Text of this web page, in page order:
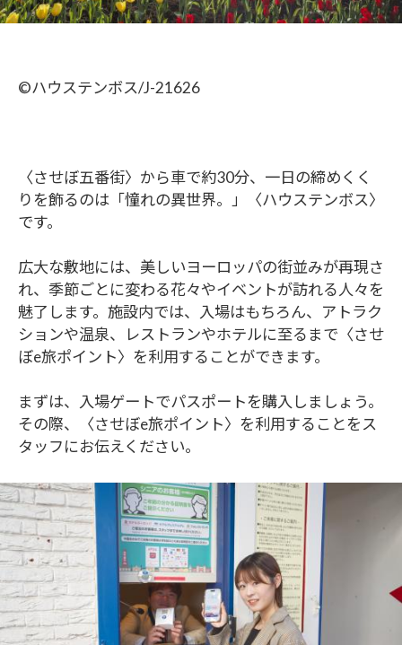
©︎ハウステンボス/J-21626
〈させぼ五番街〉から車で約30分、一日の締めくく
りを飾るのは「憧れの異世界。」〈ハウステンボス〉
です。
広大な敷地には、美しいヨーロッパの街並みが再現さ
れ、季節ごとに変わる花々やイベントが訪れる人々を
魅了します。施設内では、入場はもちろん、アトラク
ションや温泉、レストランやホテルに至るまで〈させ
ぼe旅ポイント〉を利用することができます。
まずは、入場ゲートでパスポートを購入しましょう。
その際、〈させぼe旅ポイント〉を利用することをス
タッフにお伝えください。